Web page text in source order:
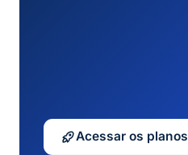
Acessar os planos